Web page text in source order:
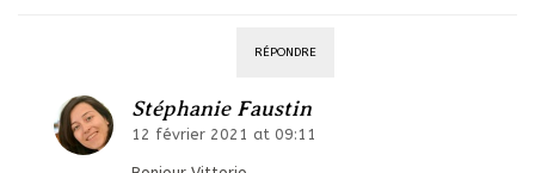
RÉPONDRE
Stéphanie Faustin
12 février 2021 at 09:11